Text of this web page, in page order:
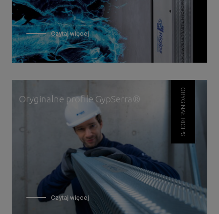
Czytaj więcej
Oryginalne profile GypSerra®
Czytaj więcej
ORYGINAŁ RIGIPS